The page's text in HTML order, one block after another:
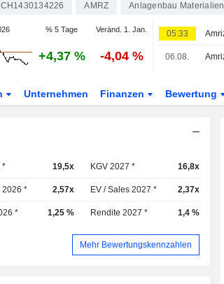
CH1430134226 AMRZ Anlagenbau Materialien
% 5 Tage Veränd. 1. Jan.
+4,37 % -4,04 %
05:33
06.08.
Unternehmen Finanzen Bewertung
* 19,5x KGV 2027 * 16,8x
2026 * 2,57x EV / Sales 2027 * 2,37x
* 1,25 % Rendite 2027 * 1,4 %
Mehr Bewertungskennzahlen